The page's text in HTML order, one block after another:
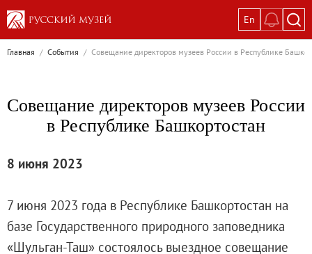
En
Выставки
Пётр Кончаловский. Сад в цвету
Иван Шишкин. Русский лес
Постоянные экспозиции
Постоянная экспозиция «Наш
Главная / События / Совещание директоров музеев России в Республике
Совещание директоров музеев России
в Республике Башкортостан
8 июня 2023
7 июня 2023 года в Республике Башкортостан на
базе Государственного природного заповедника
«Шульган-Таш» состоялось выездное совещание